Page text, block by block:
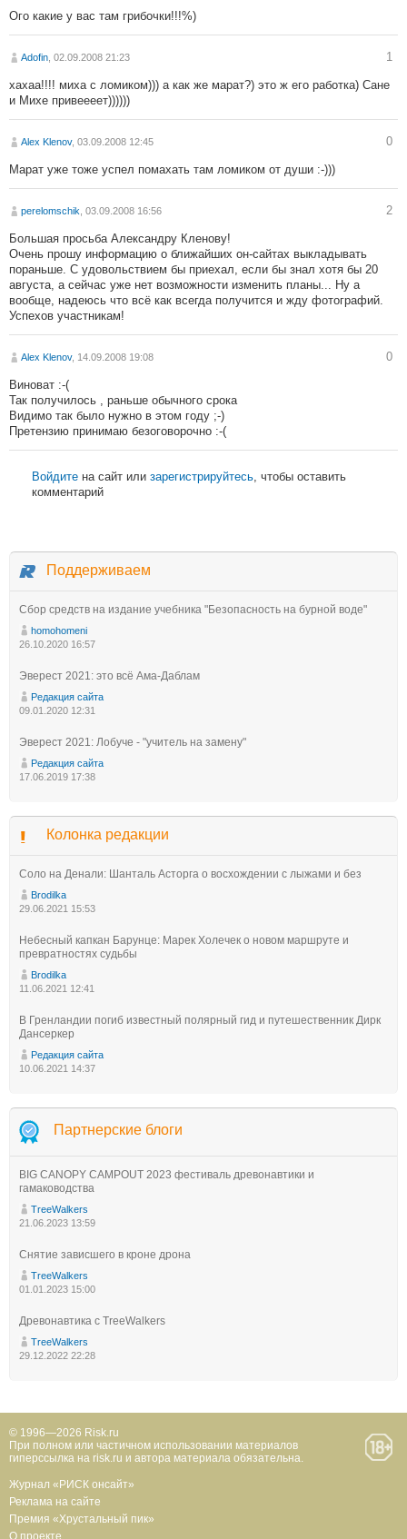
Ого какие у вас там грибочки!!!%)
Adofin , 02.09.2008 21:23 1
хахаа!!!! миха с ломиком))) а как же марат?) это ж его работка) Сане
и Михе привеееет))))))
Alex Klenov, 03.09.2008 12:45 0
Марат уже тоже успел помахать там ломиком от души :-)))
perelomschik , 03.09.2008 16:56 2
Большая просьба Александру Кленову!
Очень прошу информацию о ближайших он-сайтах выкладывать
пораньше. С удовольствием бы приехал, если бы знал хотя бы 20
августа, а сейчас уже нет возможности изменить планы... Ну а
вообще, надеюсь что всё как всегда получится и жду фотографий.
Успехов участникам!
Alex Klenov, 14.09.2008 19:08 0
Виноват :-(
Так получилось , раньше обычного срока
Видимо так было нужно в этом году ;-)
Претензию принимаю безоговорочно :-(
Войдите на сайт или зарегистрируйтесь, чтобы оставить
комментарий
Поддерживаем
Сбор средств на издание учебника "Безопасность на бурной воде"
homohomeni
26.10.2020 16:57
Эверест 2021: это всё Ама-Даблам
Редакция сайта
09.01.2020 12:31
Эверест 2021: Лобуче - "учитель на замену"
Редакция сайта
17.06.2019 17:38
Колонка редакции
Соло на Денали: Шанталь Асторга о восхождении с лыжами и без
Brodilka
29.06.2021 15:53
Небесный капкан Барунце: Марек Холечек о новом маршруте и
превратностях судьбы
Brodilka
11.06.2021 12:41
В Гренландии погиб известный полярный гид и путешественник Дирк
Дансеркер
Редакция сайта
10.06.2021 14:37
Партнерские блоги
BIG CANOPY CAMPOUT 2023 фестиваль древонавтики и
гамаководства
TreeWalkers
21.06.2023 13:59
Снятие зависшего в кроне дрона
TreeWalkers
01.01.2023 15:00
Древонавтика с TreeWalkers
TreeWalkers
29.12.2022 22:28
© 1996—2026 Risk.ru
При полном или частичном использовании материалов
гиперссылка на risk.ru и автора материала обязательна.
Журнал «РИСК онсайт»
Реклама на сайте
Премия «Хрустальный пик»
О проекте